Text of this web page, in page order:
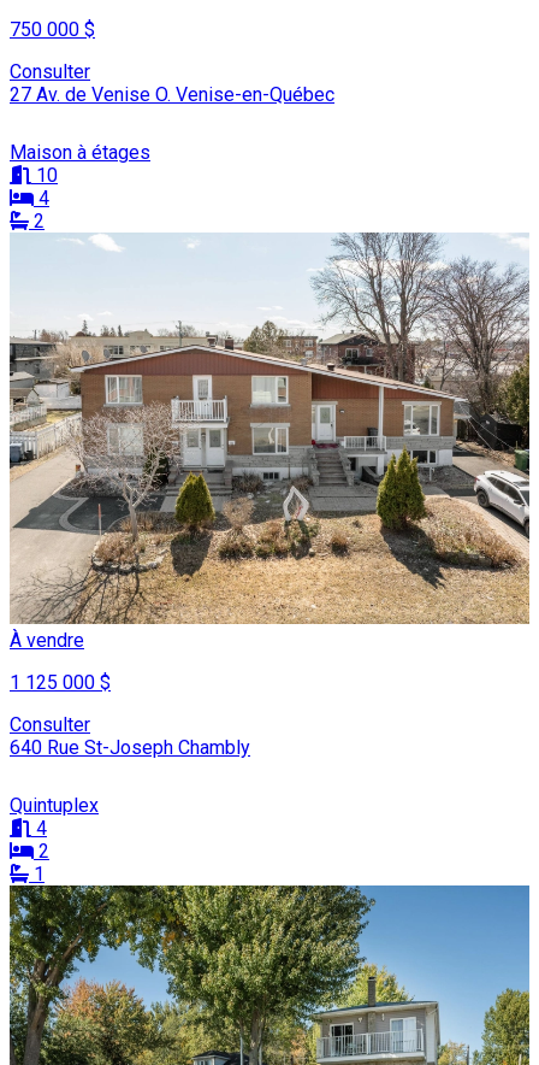
750 000 $
Consulter
27 Av. de Venise O. Venise-en-Québec
Maison à étages
10
4
2
À vendre
1 125 000 $
Consulter
640 Rue St-Joseph Chambly
Quintuplex
4
2
1